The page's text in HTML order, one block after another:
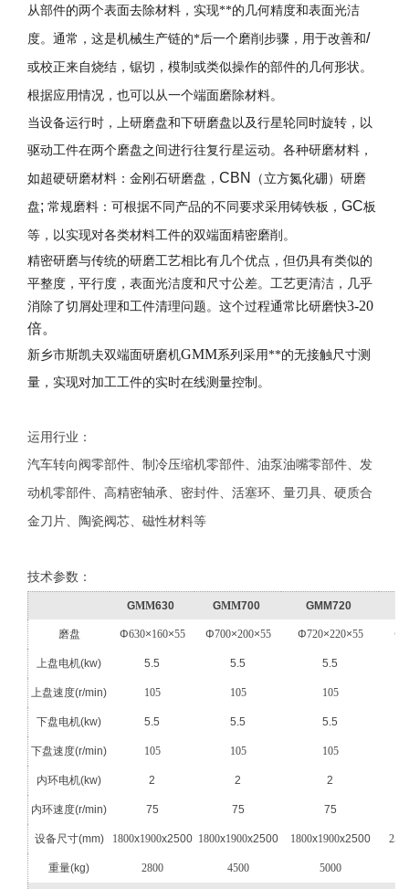
从部件的两个表面去除材料，实现**的几何精度和表面光洁
度。通常，这是机械生产链的*后一个磨削步骤，用于改善和/
或校正来自烧结，锯切，模制或类似操作的部件的几何形状。
根据应用情况，也可以 从一个端面磨除材料。
当设备运行时 ，上研磨盘和下研磨盘以及行星轮同时旋转，以
驱动工件在两个磨盘之间进行往复行星运动。各种研磨材料 ，
如超硬研磨材料：金刚石研磨盘 ， CBN （立方氮化硼）研磨
盘; 常规磨料：可根据不同产品的不同要求采用铸铁板， GC板
等，以实现对各类材料工件的双端面精密磨削。
精密研磨与传统的研磨工艺相比有几个优点，但仍具有类似的
平整度，平行度，表面光洁度和尺寸公差。工艺更清洁，几乎
消除了切屑处理和工件清理问题。这个过程通常比研磨快3-20
倍。
新乡市斯凯夫双端面研磨机GMM系列 采用**的无接触尺寸测
量 ，实现对加工工件的实时在线测量控制。
运用行业：
汽车转向阀零部件、制冷压缩机零部件、油泵油嘴零部件、发
动机零部件、高精密轴承、密封件、活塞环、量刃具、硬质合
金刀片、陶瓷阀芯、磁性材料等
技术参数：
GMM630 GMM700 GMM720
磨盘 Φ630×160×55 Φ700×200×55 Φ720×220×55 Φ
上盘电机(kw) 5.5 5.5 5.5
上盘速度(r/min) 105 105 105
下盘电机(kw) 5.5 5.5 5.5
下盘速度(r/min) 105 105 105
内环电机(kw) 2 2 2
内环速度(r/min) 75 75 75
设备尺寸(mm) 1800x1900x2500 1800x1900x2500 1800x1900x2500
重量(kg) 2800 4500 5000